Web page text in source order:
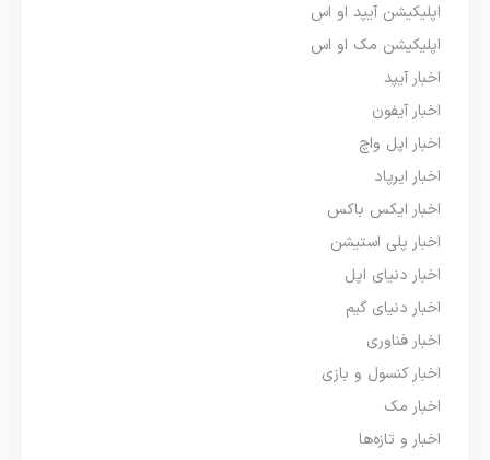
اپلیکیشن آیپد او اس
اپلیکیشن مک او اس
اخبار آیپد
اخبار آیفون
اخبار اپل واچ
اخبار ایرپاد
اخبار ایکس باکس
اخبار پلی استیشن
اخبار دنیای اپل
اخبار دنیای گیم
اخبار فناوری
اخبار کنسول و بازی
اخبار مک
اخبار و تازه‌ها